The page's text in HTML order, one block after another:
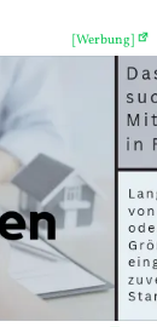
[Werbung]